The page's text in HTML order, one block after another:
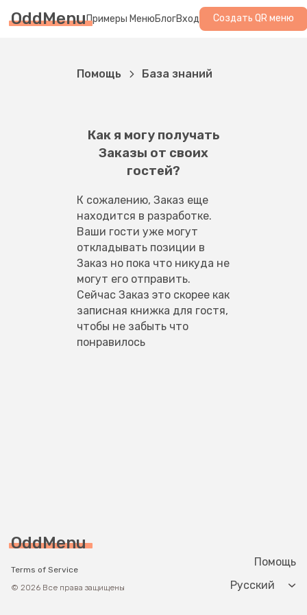
OddMenuПримеры МенюБлогВход Создать QR меню
Помощь База знаний
Как я могу получать
Заказы от своих
гостей?
К сожалению, Заказ еще
находится в разработке.
Ваши гости уже могут
откладывать позиции в
Заказ но пока что никуда не
могут его отправить.
Сейчас Заказ это скорее как
записная книжка для гостя,
чтобы не забыть что
понравилось
OddMenu
Terms of Service
© 2026 Все права защищены
Помощь
Change